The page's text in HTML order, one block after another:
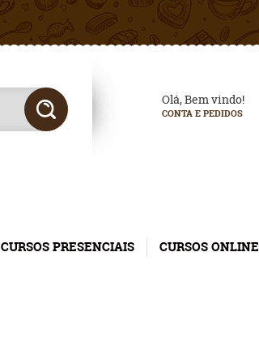
Olá, Bem vindo!
CONTA E PEDIDOS
CURSOS PRESENCIAIS CURSOS ONLINE